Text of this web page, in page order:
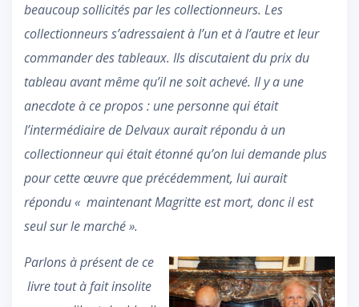
beaucoup sollicités par les collectionneurs. Les
collectionneurs s’adressaient à l’un et à l’autre et leur
commander des tableaux. Ils discutaient du prix du
tableau avant même qu’il ne soit achevé. Il y a une
anecdote à ce propos : une personne qui était
l’intermédiaire de Delvaux aurait répondu à un
collectionneur qui était étonné qu’on lui demande plus
pour cette œuvre que précédemment, lui aurait
répondu « maintenant Magritte est mort, donc il est
seul sur le marché ».
Parlons à présent de ce
livre tout à fait insolite